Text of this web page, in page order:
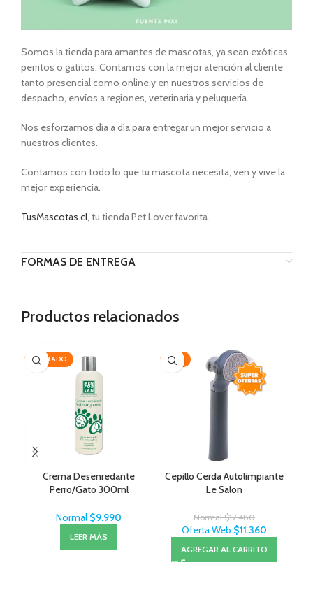
Somos la tienda para amantes de mascotas, ya sean exóticas,
perritos o gatitos. Contamos con la mejor atención al cliente
tanto presencial como online y en nuestros servicios de
despacho, envíos a regiones, veterinaria y peluquería.
Nos esforzamos día a día para entregar un mejor servicio a
nuestros clientes.
Contamos con todo lo que tu mascota necesita, ven y vive la
mejor experiencia.
TusMascotas.cl, tu tienda Pet Lover favorita.
FORMAS DE ENTREGA
Productos relacionados
AGOTADO
Crema Desenredante
Perro/Gato 300ml
Normal $9.990
LEER MÁS
-35%
Cepillo Cerda Autolimpiante
Le Salon
Normal$17.480
Oferta Web $11.360
AGREGAR AL CARRITO